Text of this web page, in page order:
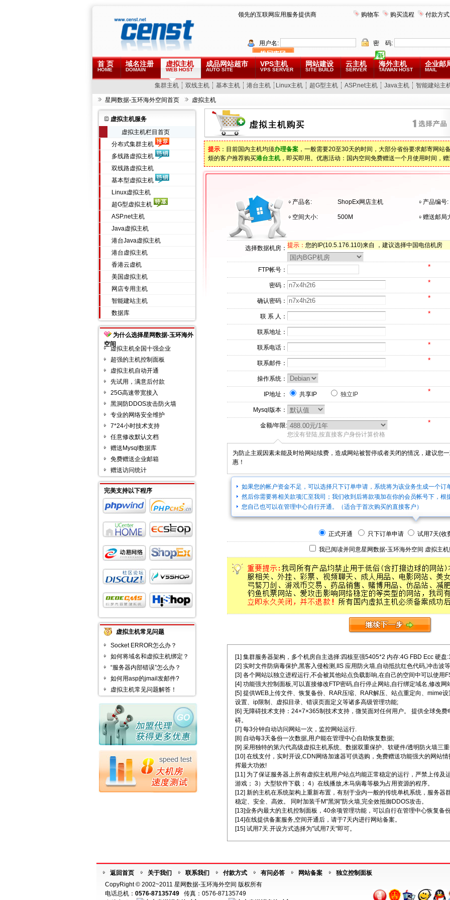
领先的互联网应用服务提供商 购物车 购买流程 付款方式
用户名: 密 码:
首 页
HOME
域名注册
DOMAIN
虚拟主机
WEB HOST
成品网站超市
AUTO SITE
VPS主机
VPS SERVER
网站建设
SITE BUILD
云主机
SERVER
海外主机
TAIWAN HOST
企业邮
MAIL
集群主机 双线主机 基本主机 港台主机 Linux主机 超G型主机 ASP.net主机 Java主机 智能建站主
星网数据-玉环海外空间首页 虚拟主机
虚拟主机服务
虚拟主机栏目首页
分布式集群主机
多线路虚拟主机
双线路虚拟主机
基本型虚拟主机
Linux虚拟主机
超G型虚拟主机
ASP.net主机
Java虚拟主机
港台Java虚拟主机
港台虚拟主机
香港云虚机
美国虚拟主机
网店专用主机
智能建站主机
数据库
为什么选择星网数据-玉环海外
空间
虚拟主机全国十强企业
超强的主机控制面板
虚拟主机自动开通
先试用，满意后付款
25G高速带宽接入
黑洞防DDOS攻击防火墙
专业的网络安全维护
7*24小时技术支持
任意修改默认文档
赠送Mysql数据库
免费赠送企业邮箱
赠送访问统计
完美支持以下程序
虚拟主机常见问题
Socket ERROR怎么办？
如何将域名和虚拟主机绑定？
“服务器内部错误”怎么办？
如何用asp的jmail发邮件?
虚拟主机常见问题解答！
提示 ：目前国内主机均须办理备案 ，一般需要20至30天的时间，大部分省份要求邮寄网站
烦的客户推荐购买港台主机，即买即用。优惠活动：国内空间免费赠送一个月使用时间，
产品名: ShopEx网店主机 产品编号:
空间大小: 500M 赠送邮局
选择数据机房： 提示： 您的IP(10.5.176.110)来自 ，建议选择中国电信机房
FTP帐号： *
密码： *
确认密码： *
联 系 人： *
联系地址：
联系电话： *
联系邮件： *
操作系统：
IP地址： 共享IP 独立IP *
Mysql版本：
金额/年限:
您没有登陆,按直接客户身份计算价格
*
为防止主观因素未能及时给网站续费，造成网站被暂停或者关闭的情况，建议您
惠！
如果您的帐户资金不足，可以选择只下订单申请，系统将为该业务生成一个订
然后你需要将相关款项汇至我司；我们收到后将款项加在你的会员帐号下，根
您自己也可以在管理中心自行开通。（适合于首次购买的直接客户）
正式开通 只下订单申请 试用7天(收
我已阅读并同意星网数据-玉环海外空间 虚拟主
[1] 集群服务器架构，多个机房自主选择:四核至强5405*2 内存:4G FBD Ecc 硬盘
[2] 实时文件防病毒保护,黑客入侵检测,IIS 应用防火墙,自动抵抗红色代码,冲击波
[3] 各个网站以独立进程运行,不会被其他站点负载影响,在自己的空间中可以使用
[4] 功能强大控制面板,可以直接修改FTP密码,自行停止网站,自行绑定域名,修改网
[5] 提供WEB上传文件、恢复备份、RAR压缩、RAR解压、站点重定向、mime
设置、ip限制、虚拟目录、错误页面定义等诸多高级管理功能;
[6] 无障碍技术支持：24×7×365制技术支持，微笑面对任何用户。 提供全球免
碍。
[7] 每3分钟自动访问网站一次，监控网站运行.
[8] 自动每3天备份一次数据,用户能在管理中心自助恢复数据;
[9] 采用独特的第六代高级虚拟主机系统、数据双重保护、软硬件/透明防火墙三
[10] 在线支付，实时开设,CDN网络加速器可供选购，免费赠送功能强大的网站
挥最大功效!
[11] 为了保证服务器上所有虚拟主机用户站点均能正常稳定的运行，严禁上传及
游戏； 3）大型软件下载； 4）在线播放,木马病毒等极为占用资源的程序。
[12] 新的主机在系统架构上重新布置，有别于业内一般的传统单机系统，服务器
稳定、安全、高效。 同时加装千M"黑洞"防火墙,完全效抵御DDOS攻击。
[13]业务内最大的主机控制面板，40余项管理功能，可以自行在管理中心恢复备份
[14]在线提供备案服务,空间开通后，请于7天内进行网站备案。
[15] 试用7天.开设方式选择为"试用7天"即可。
返回首页 关于我们 联系我们 付款方式 有问必答 网站备案
独立控制面板
CopyRight © 2002~2011 星网数据-玉环海外空间 版权所有
电话总机： 0576-87135749 传真：0576-87135749